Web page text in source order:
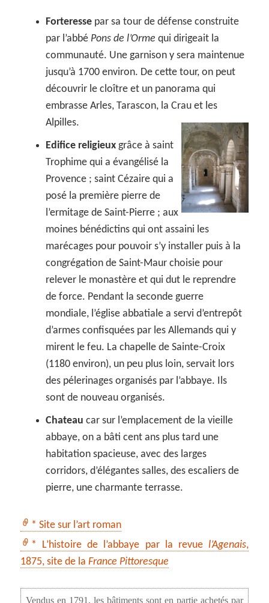
Forteresse par sa tour de défense construite
par l’abbé Pons de l’Orme qui dirigeait la
communauté. Une garnison y sera maintenue
jusqu’à 1700 environ. De cette tour, on peut
découvrir le cloître et un panorama qui
embrasse Arles, Tarascon, la Crau et les
Alpilles.
Edifice religieux grâce à saint
Trophime qui a évangélisé la
Provence ; saint Cézaire qui a
posé la première pierre de
l’ermitage de Saint-Pierre ; aux
moines bénédictins qui ont assaini les
marécages pour pouvoir s’y installer puis à la
congrégation de Saint-Maur choisie pour
relever le monastère et qui dut le reprendre
de force. Pendant la seconde guerre
mondiale, l’église abbatiale a servi d’entrepôt
d’armes confisquées par les Allemands qui y
mirent le feu. La chapelle de Sainte-Croix
(1180 environ), un peu plus loin, servait lors
des pélerinages organisés par l’abbaye. Ils
sont de nouveau organisés.
Chateau car sur l’emplacement de la vieille
abbaye, on a bâti cent ans plus tard une
habitation spacieuse, avec des larges
corridors, d’élégantes salles, des escaliers de
pierre, une charmante terrasse.
* Site sur l’art roman
* L’histoire de l’abbaye par la revue l’Agenais,
1875, site de laFrance Pittoresque
Vendus en 1791, les bâtiments sont en partie achetés par